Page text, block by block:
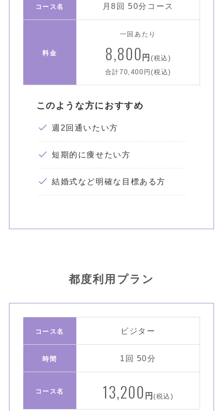
コース名 月8回 50分コース
料金
一回あたり
8,800 円 (税込)
合計70,400円(税込)
このような方におすすめ
週2回通いたい方
短期的に痩せたい方
結婚式など明確な目標ある方
都度利用プラン
コース名 ビジター
時間 1回 50分
コース名 13,200 円(税込)